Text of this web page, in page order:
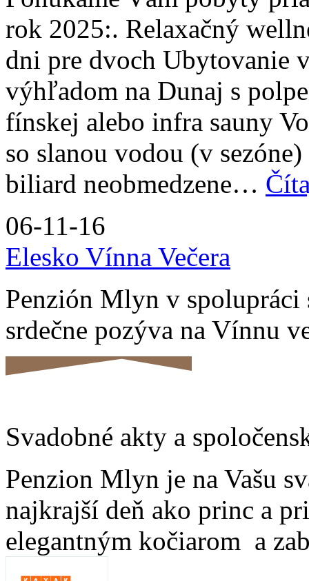
rok 2025:. Relaxačný
dni pre dvoch Ubytovanie
výhľadom na Dunaj s
fínskej alebo infra sauny
so slanou vodou (v
biliard neobmedzene…
06-11-16
Elesko Vínna Večera
Penzión Mlyn v spolupráci
srdečne pozýva na Vínnu
Svadobné akty a
Penzion Mlyn je na Vašu
najkrajší deň ako princ a
elegantným kočiarom a